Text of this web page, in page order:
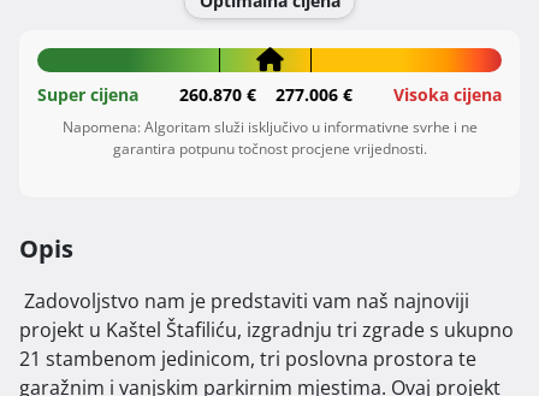
Super cijena 260.870 € 277.006 € Visoka cijena
Napomena: Algoritam služi isključivo u informativne svrhe i ne
garantira potpunu točnost procjene vrijednosti.
Opis
projekt u Kaštel Štafiliću, izgradnju tri zgrade s ukupno
21 stambenom jedinicom, tri poslovna prostora te
garažnim i vanjskim parkirnim mjestima. Ovaj projekt